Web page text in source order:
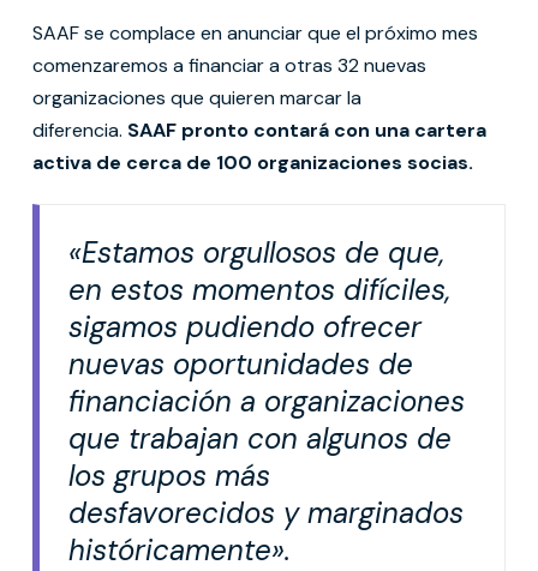
SAAF se complace en anunciar que el próximo mes
comenzaremos a financiar a otras 32 nuevas
organizaciones que quieren marcar la
diferencia. SAAF pronto contará con una cartera
activa de cerca de 100 organizaciones socias.
«Estamos orgullosos de que,
en estos momentos difíciles,
sigamos pudiendo ofrecer
nuevas oportunidades de
financiación a organizaciones
que trabajan con algunos de
los grupos más
desfavorecidos y marginados
históricamente».